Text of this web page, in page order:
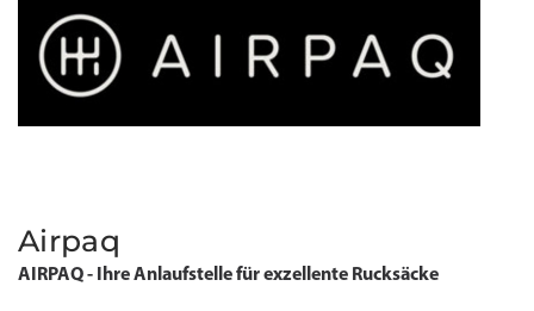
Airpaq
AIRPAQ - Ihre Anlaufstelle für exzellente Rucksäcke